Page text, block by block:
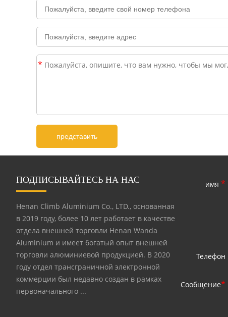
*
ПОДПИСЫВАЙТЕСЬ НА НАС
Henan Climb Aluminium Co., LTD., основанная
в 2019 году, более 10 лет работает в качестве
отдела внешней торговли Henan Wanda
Aluminium и имеет богатый опыт внешней
торговли алюминиевой продукцией. В 2020
году отдел трансграничной электронной
коммерции был недавно создан в рамках
первоначального ...
имя *
Телефон
Сообщение*